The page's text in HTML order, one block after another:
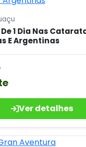
1 Dia Nas
E Argentinas
Ver detalhes